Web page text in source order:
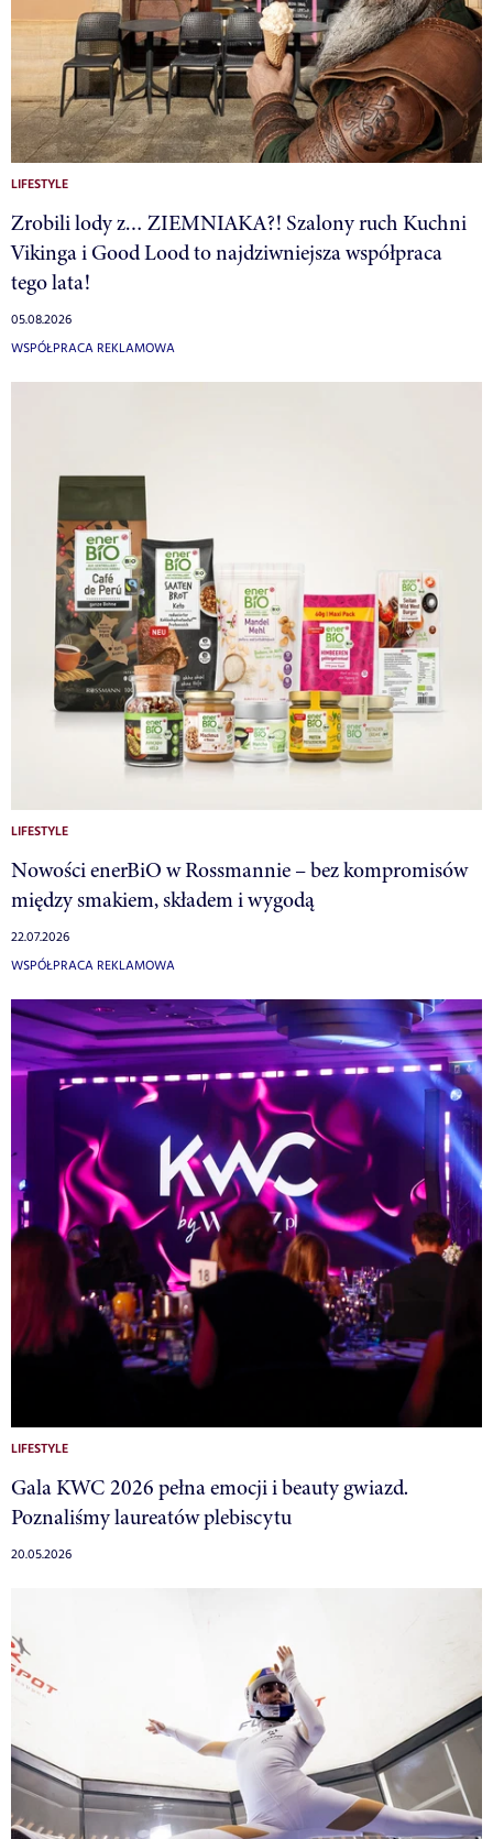
LIFESTYLE
Zrobili lody z… ZIEMNIAKA?! Szalony ruch Kuchni
Vikinga i Good Lood to najdziwniejsza współpraca
tego lata!
05.08.2026
WSPÓŁPRACA REKLAMOWA
LIFESTYLE
Nowości enerBiO w Rossmannie – bez kompromisów
między smakiem, składem i wygodą
22.07.2026
WSPÓŁPRACA REKLAMOWA
LIFESTYLE
Gala KWC 2026 pełna emocji i beauty gwiazd.
Poznaliśmy laureatów plebiscytu
20.05.2026